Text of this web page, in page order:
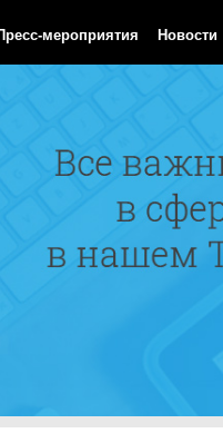
мероприятия Новости